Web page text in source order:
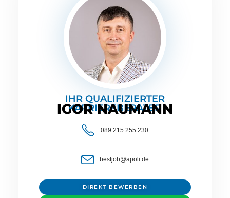
IHR QUALIFIZIERTER
KARRIEREBERATER
IGOR NAUMANN
089 215 255 230
bestjob@apoli.de
DIREKT BEWERBEN